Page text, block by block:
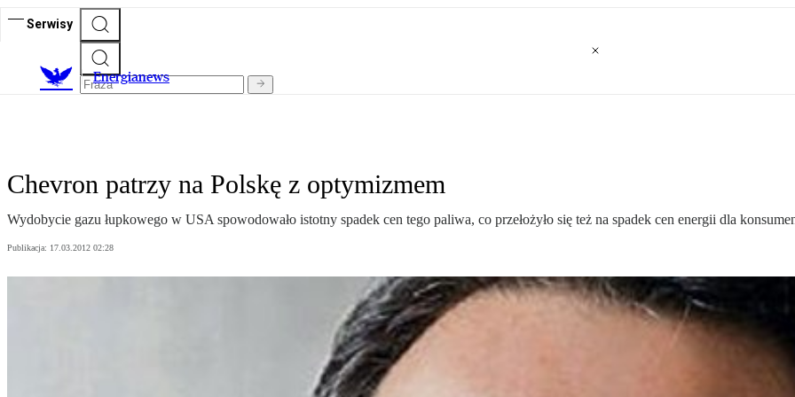
Serwisy
Energianews
Chevron patrzy na Polskę z optymizmem
Wydobycie gazu łupkowego w USA spowodowało istotny spadek cen tego paliwa, co przełożyło się też na spadek cen energii dla
Publikacja: 17.03.2012 02:28